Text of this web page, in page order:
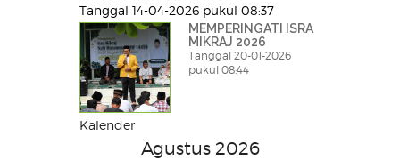
Tanggal 14-04-2026 pukul 08:37
MEMPERINGATI ISRA
MIKRAJ 2026
Tanggal 20-01-2026
pukul 08:44
Kalender
Agustus 2026